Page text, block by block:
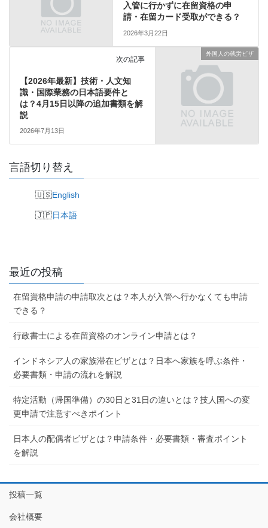
入管に行かずに在留資格の申
請・在留カード受取ができる？
2026年3月22日
外国人の就労ビザ
次の記事
【2026年最新】技術・人文知
識・国際業務の日本語要件と
は？4月15日以降の追加書類を解
説
2026年7月13日
言語切り替え
English
日本語
最近の投稿
在留資格申請の申請取次とは？本人が入管へ行かなくても申請
できる？
行政書士による在留資格のオンライン申請とは？
インドネシア人の家族滞在ビザとは？日本へ家族を呼ぶ条件・
必要書類・申請の流れを解説
特定活動（帰国準備）の30日と31日の違いとは？技人国への変
更申請で注意すべきポイント
日本人の配偶者ビザとは？申請条件・必要書類・審査ポイント
を解説
投稿一覧
会社概要